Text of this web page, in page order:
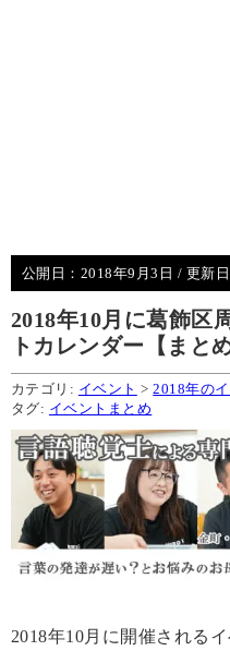
公開日： 2018年9月3日 / 更新日
2018年10月に葛飾区
トカレンダー【まとめ
カテゴリ: イベント >2018年の
タグ: イベントまとめ
2018年10月に開催される